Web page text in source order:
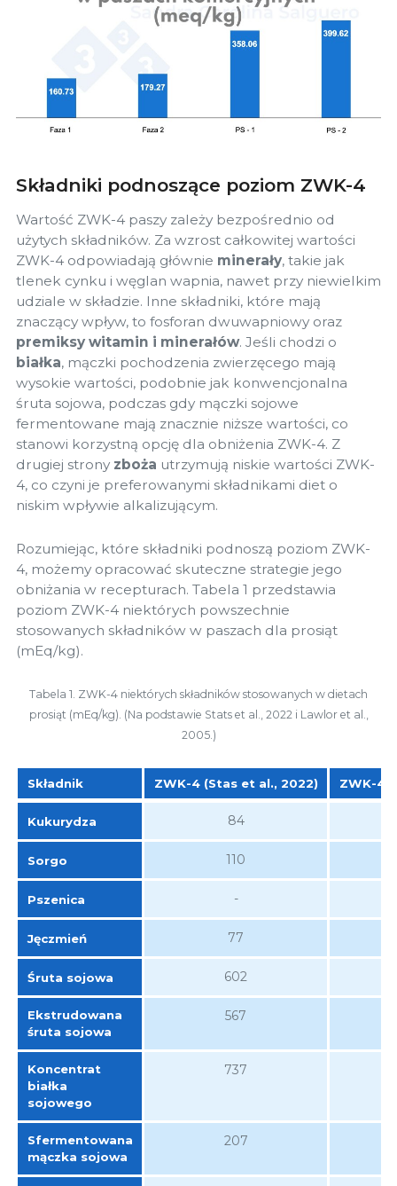
Składniki podnoszące poziom ZWK-4
Wartość ZWK-4 paszy zależy bezpośrednio od
użytych składników. Za wzrost całkowitej wartości
ZWK-4 odpowiadają głównie minerały, takie jak
tlenek cynku i węglan wapnia, nawet przy niewielkim
udziale w składzie. Inne składniki, które mają
znaczący wpływ, to fosforan dwuwapniowy oraz
premiksy witamin i minerałów. Jeśli chodzi o
białka, mączki pochodzenia zwierzęcego mają
wysokie wartości, podobnie jak konwencjonalna
śruta sojowa, podczas gdy mączki sojowe
fermentowane mają znacznie niższe wartości, co
stanowi korzystną opcję dla obniżenia ZWK-4. Z
drugiej strony zboża utrzymują niskie wartości ZWK-
4, co czyni je preferowanymi składnikami diet o
niskim wpływie alkalizującym.
Rozumiejąc, które składniki podnoszą poziom ZWK-
4, możemy opracować skuteczne strategie jego
obniżania w recepturach. Tabela 1 przedstawia
poziom ZWK-4 niektórych powszechnie
stosowanych składników w paszach dla prosiąt
(mEq/kg).
Tabela 1. ZWK-4 niektórych składników stosowanych w dietach
prosiąt (mEq/kg). (Na podstawie Stats et al., 2022 i Lawlor et al.,
2005.)
Składnik ZWK-4 (Stas et al., 2022)
ZWK-4
Składnik
ZWK-4 (Stas et al., 2022)
ZWK-4
Kukurydza
84
Sorgo 110
Pszenica -
Jęczmień 77
Śruta sojowa 602
Ekstrudowana
śruta sojowa
567
Koncentrat
białka
sojowego
737
Sfermentowana
mączka sojowa
207